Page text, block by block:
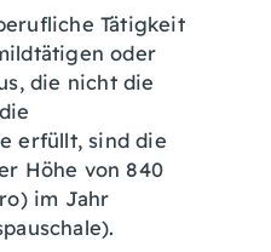
Tätigkeit
oder
die nicht die
erfüllt, sind die
Höhe von 840
im Jahr